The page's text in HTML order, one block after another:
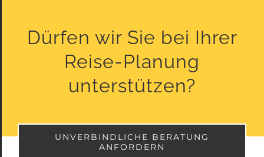
Dürfen wir Sie bei Ihrer
Reise-Planung
unterstützen?
UNVERBINDLICHE BERATUNG
ANFORDERN